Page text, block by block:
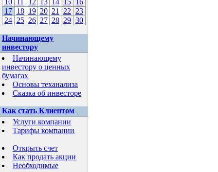
10 11 12 13 14 15 16
17 18 19 20 21 22
23
24 25 26 27 28 29 30
Начинающему
инвестору
Начинающему
инвестору о ценных
бумагах
Основы теханализа
Сказка об инвесторе
Как стать Клиентом
Услуги компании
Тарифы компании
Открыть счет
Как продать акции
Необходимые